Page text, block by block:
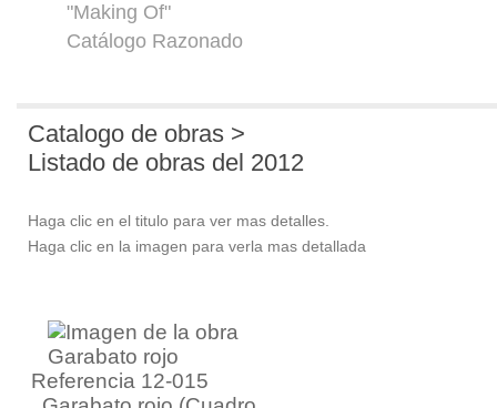
"Making Of"
Catálogo Razonado
Catalogo de obras >
Listado de obras del 2012
Haga clic en el titulo para ver mas detalles.
Haga clic en la imagen para verla mas detallada
Referencia 12-015